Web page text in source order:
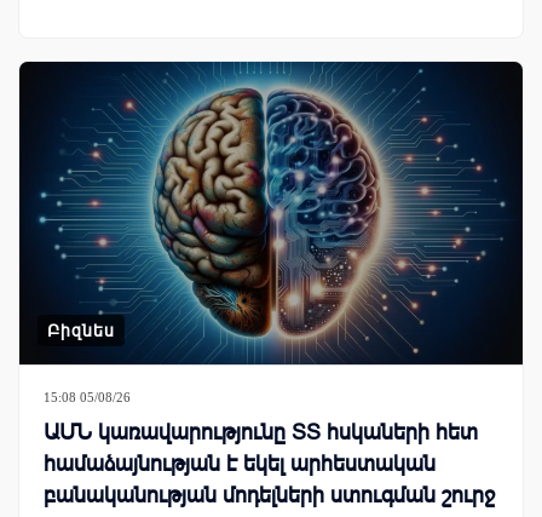
Բիզնես
15:08 05/08/26
ԱՄՆ կառավարությունը ՏՏ հսկաների հետ
համաձայնության է եկել արհեստական
բանականության մոդելների ստուգման շուրջ